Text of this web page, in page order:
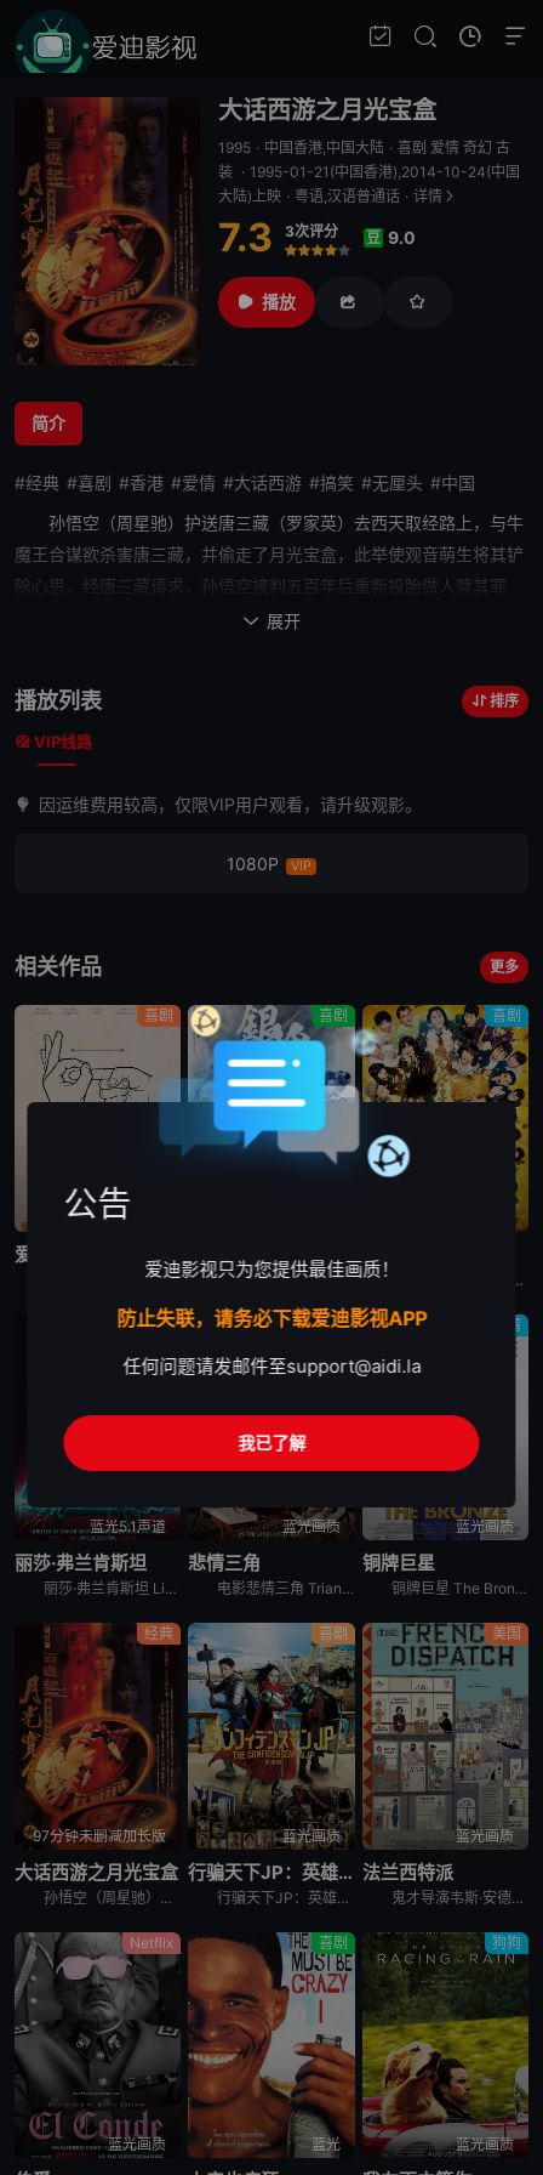
大话西游之月光宝盒
1995 · 中国香港,中国大陆 · 喜剧 爱情 奇幻 古
装 · 1995-01-21(中国香港),2014-10-24(中国
大陆)上映 · 粤语,汉语普通话 · 详情
7.3 3次评分
很差
较差
还行推荐力荐
豆 9.0
播放
简介
#经典 #喜剧 #香港 #爱情 #大话西游 #搞笑 #无厘头 #中国
孙悟空（周星驰）护送唐三藏（罗家英）去西天取经路上，与牛
魔王合谋欲杀害唐三藏，并偷走了月光宝盒，此举使观音萌生将其铲
除心思，经唐三藏请求，孙悟空被判五百年后重新投胎做人赎其罪
孽。五百年后孙悟空化身强盗头头至尊宝。当遇见预谋吃唐僧肉的妖
但因菩提老祖将二人妖怪身份相告，至尊宝仍带领众强盗开始与二妖
展开周旋，过程中，白晶晶为救至尊宝打伤春三十娘，自己也中毒受
杀，至尊宝开始用月光宝盒以期使时光倒流。
 展开
播放列表 排序
VIP线路
因运维费用较高，仅限VIP用户观看，请升级观影。
1080P VIP
相关作品 更多
喜剧
蓝光画质
爱的那点性事
爱的那点性事 The Little Death是一部关于爱情、性..欲、关系等多元素喜剧电影。影片充满了澳式幽默，把一个严重幻想症的女人，一堆面临困扰的夫妻等等一些角色巧妙地联系到一起。
喜剧
这是一个外星人和地球人混居的时代，在外星移民的压迫和统治下，流传百年的武士道精神已然没落，然而，在一片倾颓之势面前，依然有一群人默默的遵守着他们的准则和正义。家道中落的青年志村新八（菅田将晖 饰）
喜剧
电影我是大哥大 电影版 今日から俺は！！劇場版讲述的是：三桥贵志以转校为契机，决定在新学校“嚣张”一把，从此做个不良少年。为了能在同学中获得存在感，他还特地去发廊弄了一头金色卷发。而和他转到同一所
喜剧
蓝光5.1声道
丽莎·弗兰肯斯坦
丽莎·弗兰肯斯坦 Lisa Frankenstein是2024年美国喜剧,爱情,恐怖,奇幻电影。《丽莎·弗兰肯斯坦》设定在1989年，讲述一个不受欢迎的高中生在一个电闪雷鸣之夜意外复活了一具英俊的
剧情
蓝光画质
悲情三角
电影悲情三角 Triangle of Sadness讲述的是：Carl和Yaya是一对很有影响力的模特夫妇。时装周结束后，他们受邀来到一艘游艇进行豪华的跨洋之旅，船员们都非常尽职地为度假者们服务。
剧情
蓝光画质
铜牌巨星
铜牌巨星 The Bronze讲述的是：霍普（梅丽莎·劳奇 Melissa Rauch 饰）从小就立志成为一名体操运动员，在一场世界级的比赛中，霍普虽然脚踝受伤却依然忍痛完成了比赛动作并获得了铜牌
经典
97分钟未删减加长版
大话西游之月光宝盒
孙悟空（周星驰）护送唐三藏（罗家英）去西天取经路上，与牛魔王合谋欲杀害唐三藏，并偷走了月光宝盒，此举使观音萌生将其铲除心思，经唐三藏请求，孙悟空被判五百年后重新投胎做人赎其罪孽。五百年后孙悟空化身
喜剧
蓝光画质
行骗天下JP：英雄篇
行骗天下JP：英雄篇 映画コンフィデンスマンJP 英雄編是2022年日本喜剧电影。信用诈欺师系列继香港、马来西亚，第三部电影版将舞台拉到了欧洲！ &nbs
美国
蓝光画质
法兰西特派
鬼才导演韦斯·安德森众所瞩目的《法兰西特派週报》，故事从二十世纪法国一间美国报社萌芽，一家驻法国城市的美国杂志社，将一段又一段的精彩故事放送给世人。藉由三则引人入胜的专题报导，带著观众展开冒险奇想
Netflix
蓝光画质
喜剧
蓝光
狗狗
蓝光画质
公告
爱迪影视只为您提供最佳画质！
防止失联，请务必下载爱迪影视APP
任何问题请发邮件至support@aidi.la
我已了解